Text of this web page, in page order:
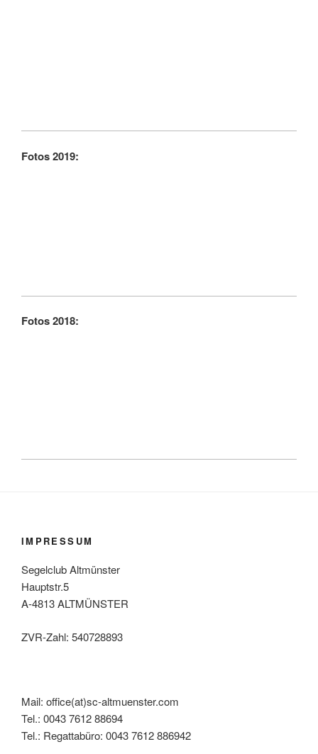
Fotos 2019:
Fotos 2018:
IMPRESSUM
Segelclub Altmünster
Hauptstr.5
A-4813 ALTMÜNSTER
ZVR-Zahl: 540728893
Mail: office(at)sc-altmuenster.com
Tel.: 0043 7612 88694
Tel.: Regattabüro: 0043 7612 886942